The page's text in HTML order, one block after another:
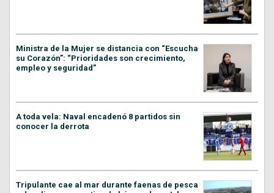
Ministra de la Mujer se distancia con “Escucha
su Corazón”: “Prioridades son crecimiento,
empleo y seguridad”
A toda vela: Naval encadenó 8 partidos sin
conocer la derrota
Tripulante cae al mar durante faenas de pesca